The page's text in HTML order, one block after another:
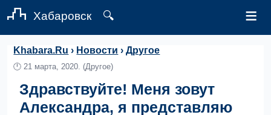
Хабаровск 🔍 ≡
Khabara.Ru › Новости ›Другое
🕛21 марта, 2020. (Другое)
Здравствуйте! Меня зовут
Александра, я представляю